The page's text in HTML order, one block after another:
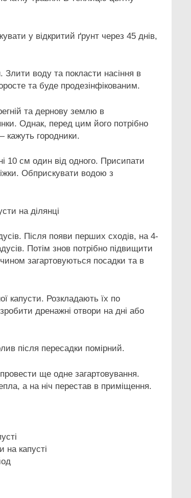
у відкритий ґрунт через 45 днів,
воду та покласти насіння в
та буде продезінфікованим.
та дернову землю в
Однак, перед цим його потрібно
кажуть городники.
10 см один від одного. Присипати
Обприскувати водою з
на ділянці
Після появи перших сходів, на 4-
Потім знов потрібно підвищити
загартовуються посадки та в
капусти. Розкладають їх по
дренажні отвори на дні або
після пересадки помірний.
ще одне загартовування.
а на ніч перестав в приміщення.
на капусті